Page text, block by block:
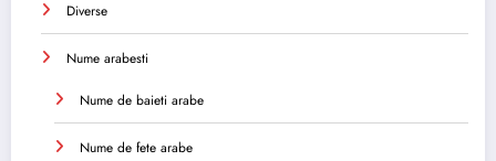
Diverse
Nume arabesti
Nume de baieti arabe
Nume de fete arabe